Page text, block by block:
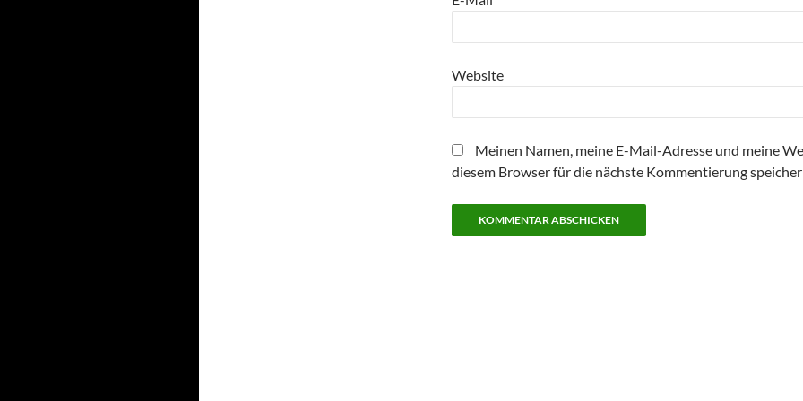
Website
Meinen Namen, meine E-Mail-Adresse und meine
diesem Browser für die nächste Kommentierung